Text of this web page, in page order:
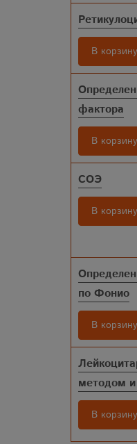
В корзину
фактора
В корзину
СОЭ
В корзину
по Фонио
В корзину
методом и
В корзину